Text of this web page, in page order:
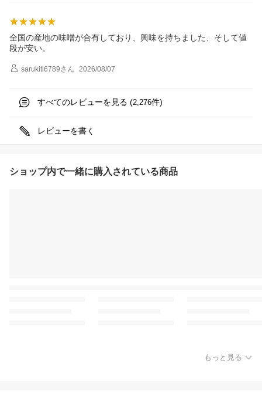
全国の産地の味噌が合有しており、興味を持ちました、そして値
段が安い。
sarukiti6789さん 2026/08/07
すべてのレビューを見る (2,276件)
レビューを書く
ショップ内で一緒に購入されている商品
もっと見る